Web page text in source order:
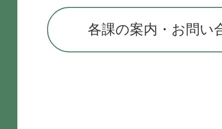
各課の案内・お問い